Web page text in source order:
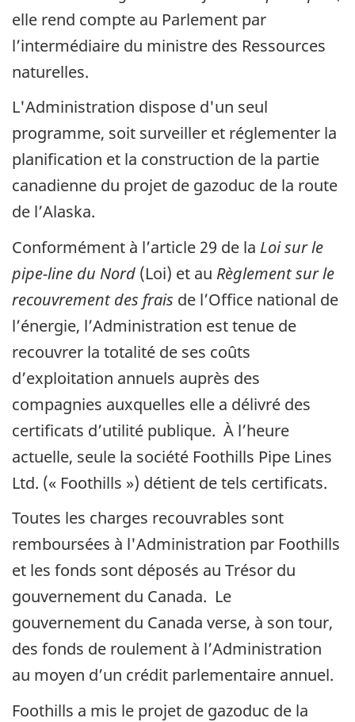
elle rend compte au Parlement par
l’intermédiaire du ministre des Ressources
naturelles.
L'Administration dispose d'un seul
programme, soit surveiller et réglementer la
planification et la construction de la partie
canadienne du projet de gazoduc de la route
de l’Alaska.
Conformément à l’article 29 de la Loi sur le
pipe-line du Nord (Loi) et au Règlement sur le
recouvrement des frais de l’Office national de
l’énergie, l’Administration est tenue de
recouvrer la totalité de ses coûts
d’exploitation annuels auprès des
compagnies auxquelles elle a délivré des
certificats d’utilité publique. À l’heure
actuelle, seule la société Foothills Pipe Lines
Ltd. (« Foothills ») détient de tels certificats.
Toutes les charges recouvrables sont
remboursées à l'Administration par Foothills
et les fonds sont déposés au Trésor du
gouvernement du Canada. Le
gouvernement du Canada verse, à son tour,
des fonds de roulement à l’Administration
au moyen d’un crédit parlementaire annuel.
Foothills a mis le projet de gazoduc de la